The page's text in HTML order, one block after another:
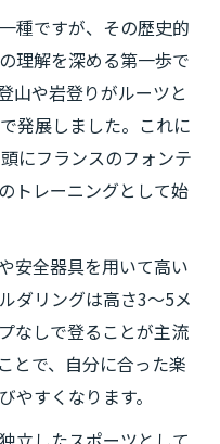
種ですが、その歴史的
理解を深める第一歩で
山や岩登りがルーツと
発展しました。これに
にフランスのフォンテ
トレーニングとして始
安全器具を用いて高い
ダリングは高さ3〜5メ
なしで登ることが主流
とで、自分に合った楽
やすくなります。